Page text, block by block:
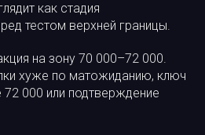
как стадия
тестом верхней границы.
на зону 70 000–72 000.
хуже по матожиданию, ключ
000 или подтверждение